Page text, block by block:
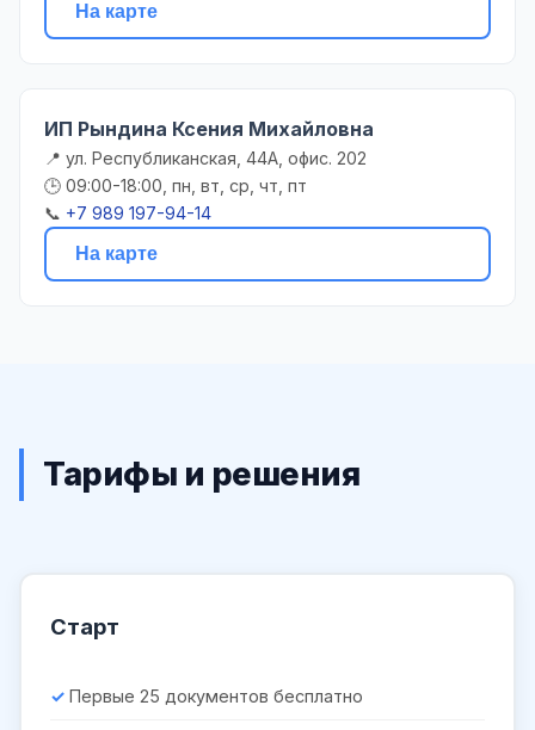
На карте
ИП Рындина Ксения Михайловна
📍 ул. Республиканская, 44А, офис. 202
🕒 09:00-18:00, пн, вт, ср, чт, пт
📞 +7 989 197-94-14
На карте
Тарифы и решения
Старт
Первые 25 документов бесплатно